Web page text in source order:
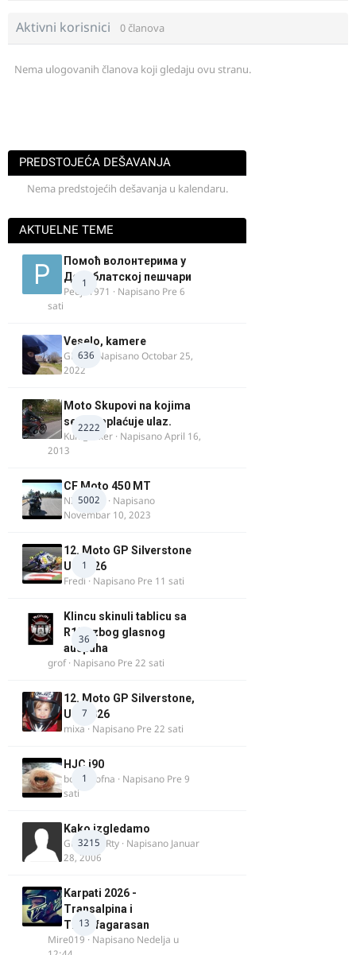
Aktivni korisnici 0 članova
Nema ulogovanih članova koji gledaju ovu stranu.
PREDSTOJEĆA DEŠAVANJA
Nema predstojećih dešavanja u kalendaru.
AKTUELNE TEME
1
Помоћ волонтерима у
Делиблатској пешчари
Pedja1971 · Napisano Pre 6
sati
636
Veselo, kamere
GR 46· NapisanoOctobar 25,
2022
2222
Moto Skupovi na kojima
se ne naplaćuje ulaz.
Kum_Mixer · NapisanoApril 16,
2013
5002
CF Moto 450 MT
NIKOLA 1
· Napisano
Novembar 10, 2023
1
12. Moto GP Silverstone
UK 2026
Fredi · Napisano Pre 11 sati
36
Klincu skinuli tablicu sa
R125 zbog glasnog
auspuha
grof· Napisano Pre 22 sati
7
12. Moto GP Silverstone,
UK, 2026
mixa · Napisano Pre 22 sati
1
HJC i90
bobi_krofna · Napisano Pre 9
sati
3215
Kako izgledamo
Guest diRRty · Napisano Januar
28, 2006
13
Karpati 2026 -
Transalpina i
Transfagarasan
Mire019 · Napisano Nedelja u